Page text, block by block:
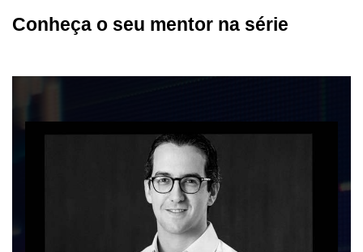
Conheça o seu mentor na série